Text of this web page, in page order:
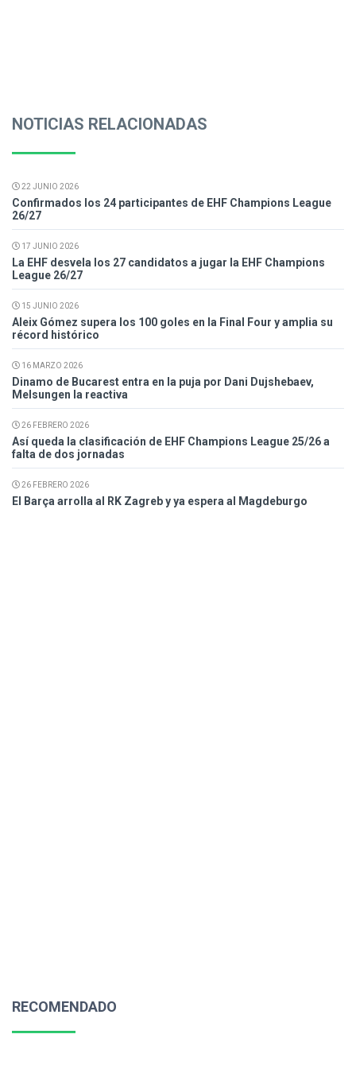
NOTICIAS RELACIONADAS
22 JUNIO 2026
Confirmados los 24 participantes de EHF Champions League
26/27
17 JUNIO 2026
La EHF desvela los 27 candidatos a jugar la EHF Champions
League 26/27
15 JUNIO 2026
Aleix Gómez supera los 100 goles en la Final Four y amplia su
récord histórico
16 MARZO 2026
Dinamo de Bucarest entra en la puja por Dani Dujshebaev,
Melsungen la reactiva
26 FEBRERO 2026
Así queda la clasificación de EHF Champions League 25/26 a
falta de dos jornadas
26 FEBRERO 2026
El Barça arrolla al RK Zagreb y ya espera al Magdeburgo
RECOMENDADO